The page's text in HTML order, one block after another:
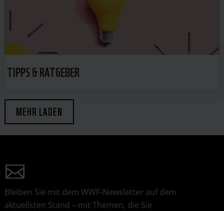
TIPPS & RATGEBER
MEHR LADEN
Bleiben Sie mit dem WWF-Newsletter auf dem
aktuellsten Stand – mit Themen, die Sie